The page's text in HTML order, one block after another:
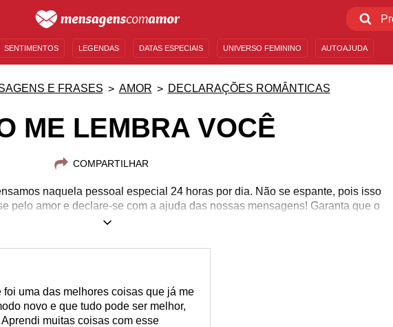
SENTIMENTOS LEGENDAS DATAS ESPECIAIS UNIVERSO FEMININO AUTOAJUDA
E FRASES AMOR DECLARAÇÕES ROMÂNTICAS
ME LEMBRA VOCÊ
COMPARTILHAR
naquela pessoal especial 24 horas por dia. Não se espante, pois isso
pelo amor e declare-se com a ajuda das nossas mensagens! Garanta que o
romance aqueça seu coração!
uma das melhores coisas que já me
novo e que tudo pode ser melhor,
muitas coisas com esse